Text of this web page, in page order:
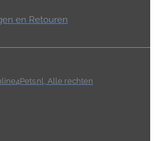
en Retouren
Alle rechten